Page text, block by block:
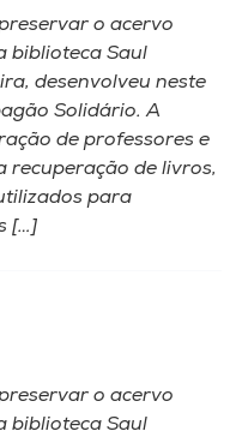
o acervo
biblioteca Saul
desenvolveu neste
Solidário. A
de professores e
recuperação de livros,
para
[…]
o acervo
biblioteca Saul